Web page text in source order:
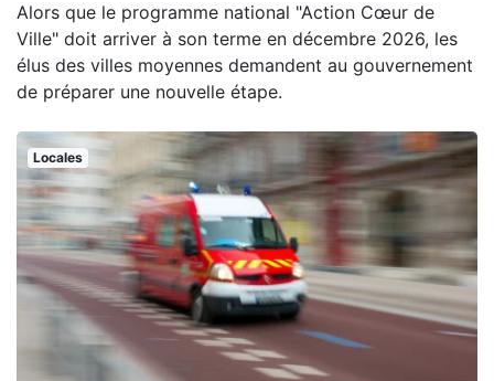
Alors que le programme national "Action Cœur de
Ville" doit arriver à son terme en décembre 2026, les
élus des villes moyennes demandent au gouvernement
de préparer une nouvelle étape.
Locales